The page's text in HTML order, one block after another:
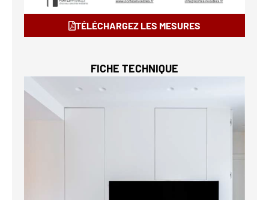
TÉLÉCHARGEZ LES MESURES
FICHE TECHNIQUE